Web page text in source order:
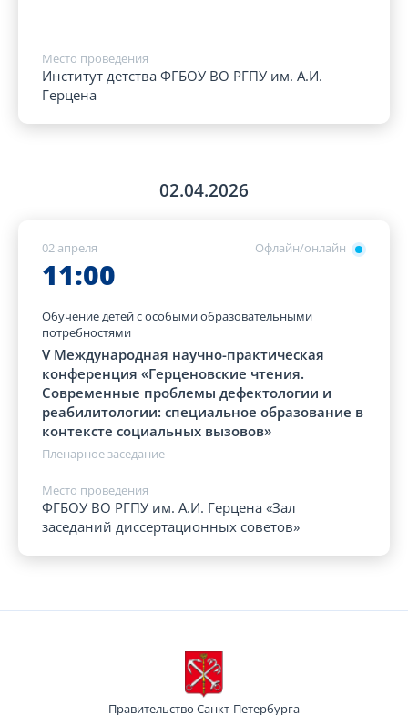
Место проведения
Институт детства ФГБОУ ВО РГПУ им. А.И.
Герцена
02.04.2026
Офлайн/онлайн
02 апреля
11:00
Обучение детей с особыми образовательными
потребностями
V Международная научно-практическая
конференция «Герценовские чтения.
Современные проблемы дефектологии и
реабилитологии: специальное образование в
контексте социальных вызовов»
Пленарное заседание
Место проведения
ФГБОУ ВО РГПУ им. А.И. Герцена «Зал
заседаний диссертационных советов»
Правительство Санкт-Петербурга